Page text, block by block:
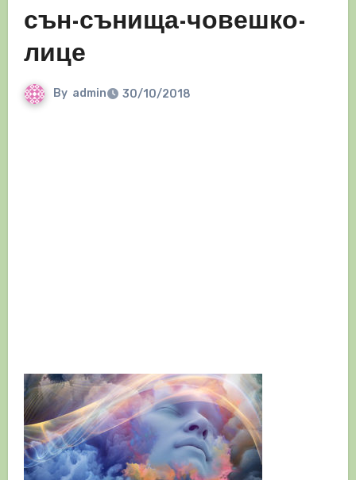
сън-сънища-човешко-
лице
By admin 30/10/2018